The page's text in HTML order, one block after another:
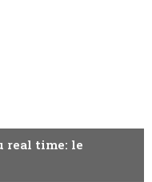
real time: le